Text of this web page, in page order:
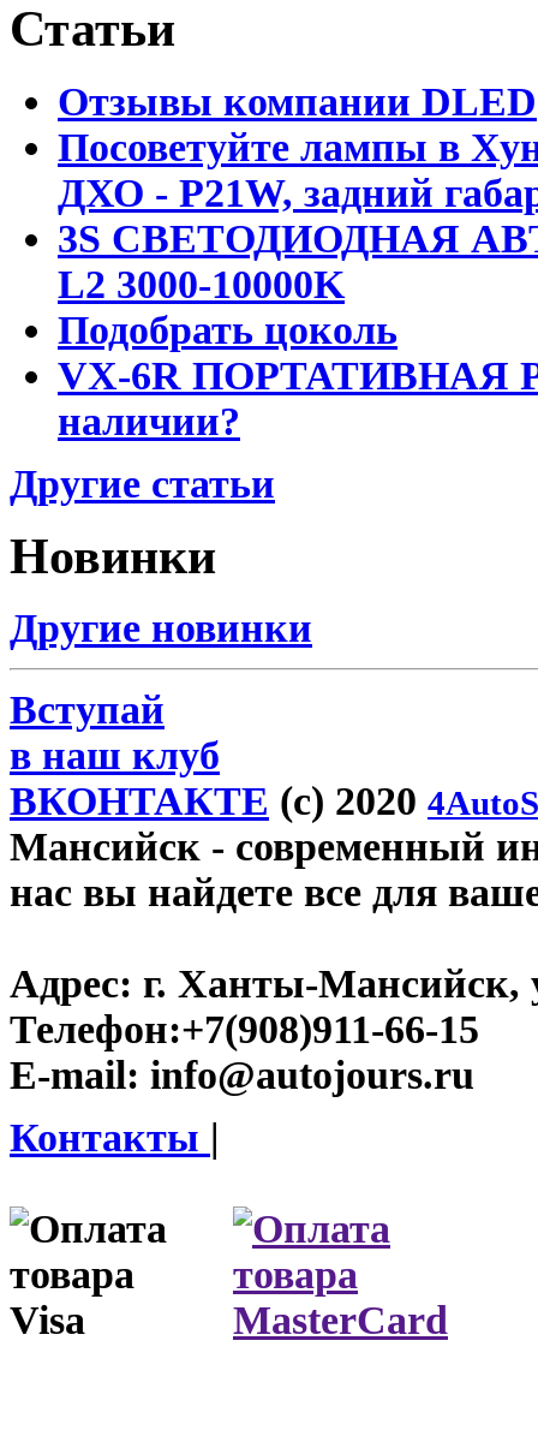
Статьи
Отзывы компании DLED
Посоветуйте лампы в
ДХО - P21W, задний
3S СВЕТОДИОДНАЯ
L2 3000-10000K
Подобрать цоколь
VX-6R ПОРТАТИВНАЯ
наличии?
Другие статьи
Новинки
Другие новинки
Вступай
в наш клуб
ВКОНТАКТЕ (c) 2020
Мансийск - современный
нас вы найдете все для
Адрес: г. Ханты-Мансийск,
Телефон:+7(908)911-66-15
E-mail: info@autojours.ru
Контакты